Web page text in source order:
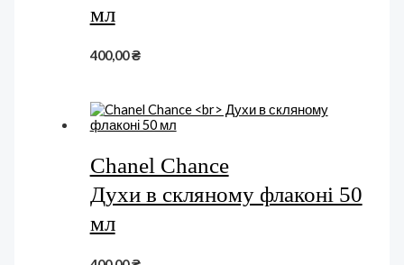
мл
400,00₴
Chanel Chance
Духи в скляному флаконі 50
мл